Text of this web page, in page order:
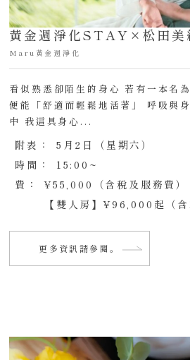
黃金週淨化STAY×松田美
Maru黃金週淨化
看似熟悉卻陌生的身心 若有一本名
便能「舒適而輕鬆地活著」 呼吸與
中 我這具身心...
附表：
5月2日（星期六）
時間：
15:00~
費：
¥55,000（含稅及服務費）
【雙人房】¥96,000起（含
更多資訊請參閱。